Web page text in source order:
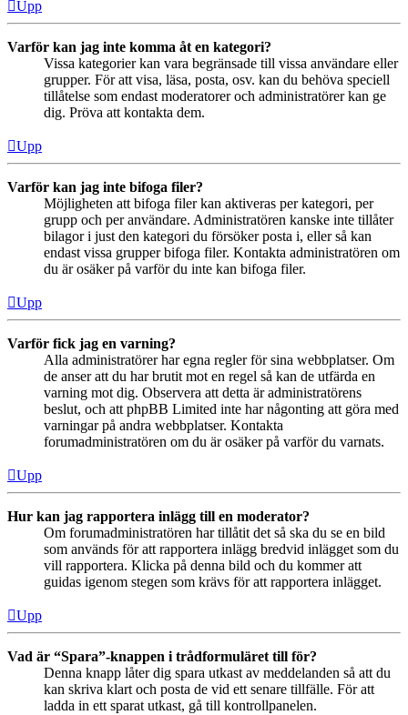
Upp
Varför kan jag inte komma åt en kategori?
Vissa kategorier kan vara begränsade till vissa användare eller
grupper. För att visa, läsa, posta, osv. kan du behöva speciell
tillåtelse som endast moderatorer och administratörer kan ge
dig. Pröva att kontakta dem.
Upp
Varför kan jag inte bifoga filer?
Möjligheten att bifoga filer kan aktiveras per kategori, per
grupp och per användare. Administratören kanske inte tillåter
bilagor i just den kategori du försöker posta i, eller så kan
endast vissa grupper bifoga filer. Kontakta administratören om
du är osäker på varför du inte kan bifoga filer.
Upp
Varför fick jag en varning?
Alla administratörer har egna regler för sina webbplatser. Om
de anser att du har brutit mot en regel så kan de utfärda en
varning mot dig. Observera att detta är administratörens
beslut, och att phpBB Limited inte har någonting att göra med
varningar på andra webbplatser. Kontakta
forumadministratören om du är osäker på varför du varnats.
Upp
Hur kan jag rapportera inlägg till en moderator?
Om forumadministratören har tillåtit det så ska du se en bild
som används för att rapportera inlägg bredvid inlägget som du
vill rapportera. Klicka på denna bild och du kommer att
guidas igenom stegen som krävs för att rapportera inlägget.
Upp
Vad är “Spara”-knappen i trådformuläret till för?
Denna knapp låter dig spara utkast av meddelanden så att du
kan skriva klart och posta de vid ett senare tillfälle. För att
ladda in ett sparat utkast, gå till kontrollpanelen.